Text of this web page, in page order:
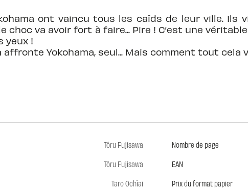
ont vaincu tous les caïds de leur ville. Ils
choc va avoir fort à faire... Pire ! C’est une
yeux !
affronte Yokohama, seul... Mais comment tout
Tôru Fujisawa
Tôru Fujisawa
Taro Ochïai
Nombre de page
EAN
Prix du format papier